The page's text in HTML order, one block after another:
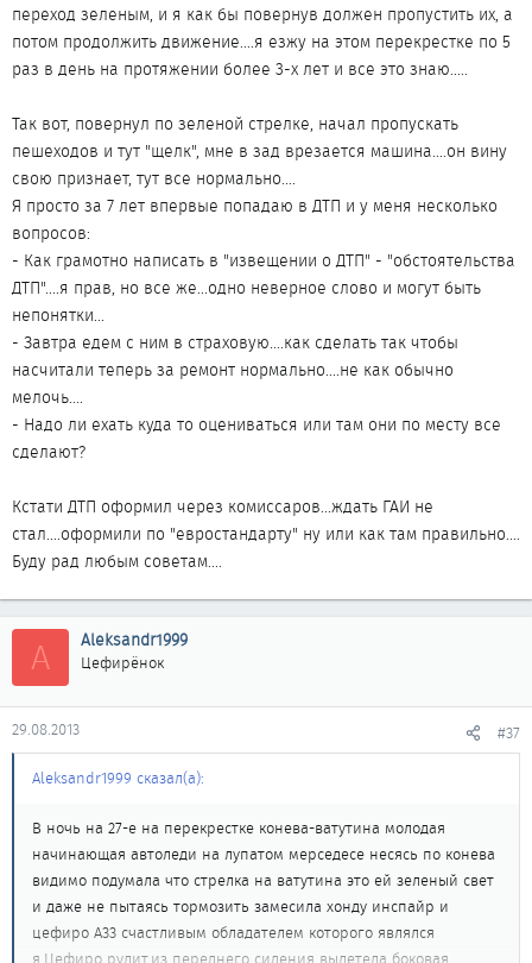
переход зеленым, и я как бы повернув должен пропустить их, а
потом продолжить движение....я езжу на этом перекрестке по 5
раз в день на протяжении более 3-х лет и все это знаю.....
Так вот, повернул по зеленой стрелке, начал пропускать
пешеходов и тут "щелк", мне в зад врезается машина....он вину
свою признает, тут все нормально....
Я просто за 7 лет впервые попадаю в ДТП и у меня несколько
вопросов:
- Как грамотно написать в "извещении о ДТП" - "обстоятельства
ДТП"....я прав, но все же...одно неверное слово и могут быть
непонятки...
- Завтра едем с ним в страховую....как сделать так чтобы
насчитали теперь за ремонт нормально....не как обычно
мелочь....
- Надо ли ехать куда то оцениваться или там они по месту все
сделают?
Кстати ДТП оформил через комиссаров...ждать ГАИ не
стал....оформили по "евростандарту" ну или как там правильно....
Буду рад любым советам....
A Aleksandr1999
Цефирёнок
29.08.2013 #37
Aleksandr1999 сказал(а):
В ночь на 27-е на перекрестке конева-ватутина молодая
начинающая автоледи на лупатом мерседесе несясь по конева
видимо подумала что стрелка на ватутина это ей зеленый свет
и даже не пытаясь тормозить замесила хонду инспайр и
цефиро А33 счастливым обладателем которого являлся